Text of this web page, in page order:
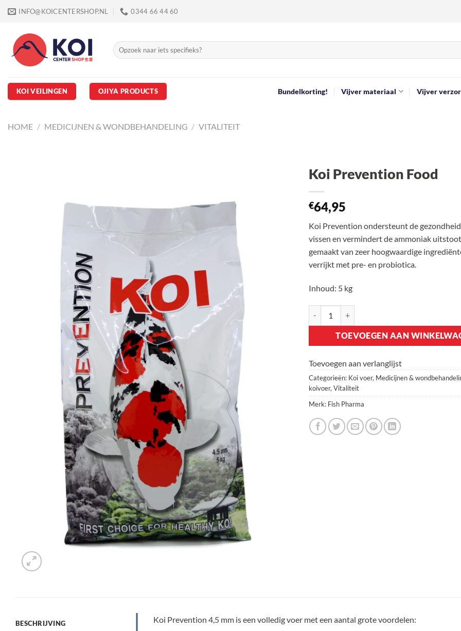
Ga
inhoud
INFO@KOICENTERSHOP.NL 0344 66 44 60
Zoeken
naar:
KOI VEILINGEN OJIYA PRODUCTS Bundelkorting! Vijver materiaal Vijver
HOME / MEDICIJNEN & WONDBEHANDELING / VITALITEIT
Koi Prevention Food
€64,95
Koi Prevention ondersteunt de
vissen en vermindert de ammoniak
gemaakt van zeer hoogwaardige
verrijkt met pre- en probiotica.
Inhoud: 5 kg
TOEVOEGEN AAN
Toevoegen aan verlanglijst
Categorieën: Koi voer, Medicijnen &
koivoer, Vitaliteit
Merk: Fish Pharma
BESCHRIJVING Koi Prevention 4,5 mm is een volledig voer met een aantal grote voordelen: